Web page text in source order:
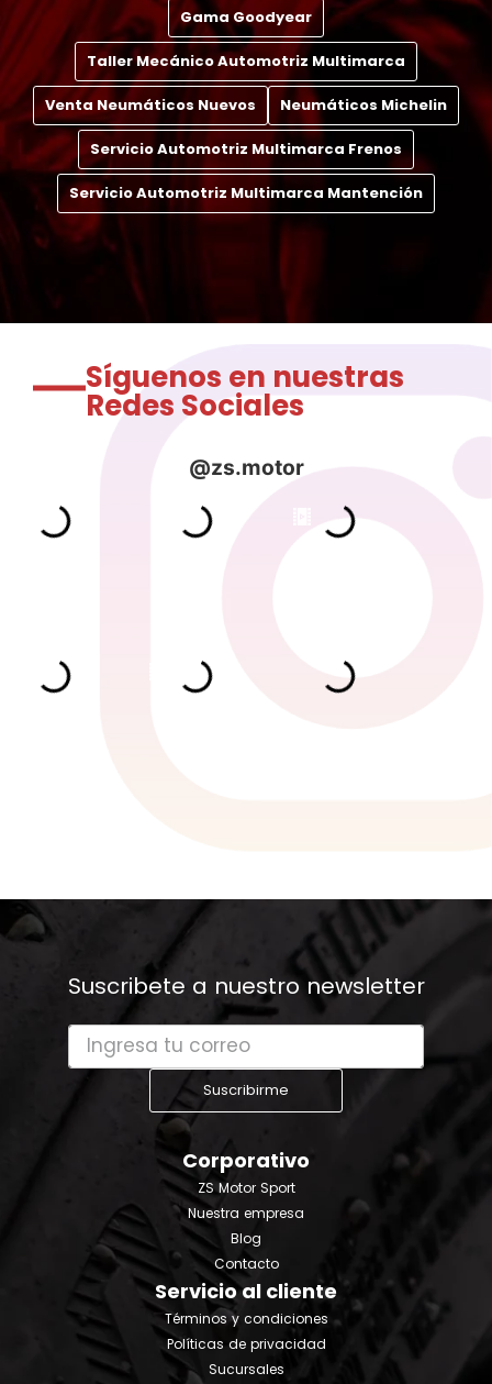
Gama Goodyear
Taller Mecánico Automotriz Multimarca
Venta Neumáticos Nuevos Neumáticos Michelin
Servicio Automotriz Multimarca Frenos
Servicio Automotriz Multimarca Mantención
Síguenos en nuestras
Redes Sociales
Suscribete a nuestro newsletter
Suscribirme
Corporativo
ZS Motor Sport
Nuestra empresa
Blog
Contacto
Servicio al cliente
Términos y condiciones
Políticas de privacidad
Sucursales